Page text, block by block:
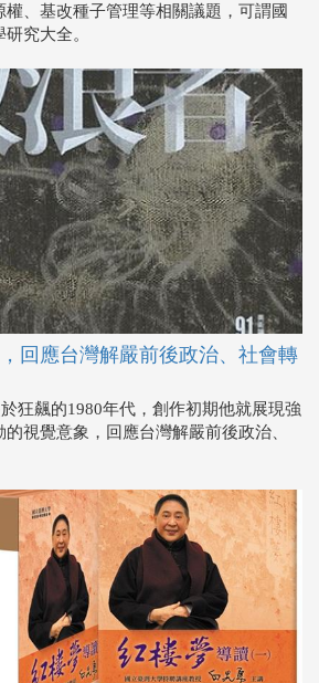
、基改種子管理等相關議題，可謂國
究大全。
回應台灣解嚴前後政治、社會轉
狂飆的1980年代，創作初期他就展現強
視覺意象，回應台灣解嚴前後政治、